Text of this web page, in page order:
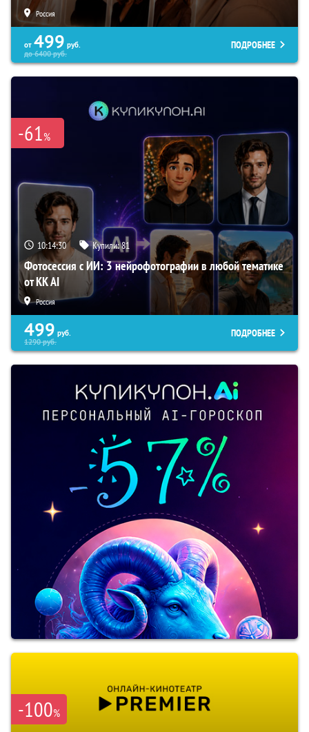
Россия
от 499 руб.
до6400руб.
ПОДРОБНЕЕ
-61%
10:14:29 Купили:81
Фотосессия с ИИ: 3 нейрофотографии в любой тематике
от KK AI
Россия
499 руб.
1290руб.
ПОДРОБНЕЕ
-100%